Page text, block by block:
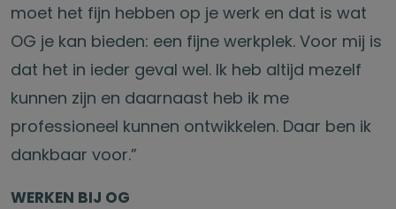
moet het fijn hebben op je werk en dat is wat
OG je kan bieden: een fijne werkplek. Voor mij is
dat het in ieder geval wel. Ik heb altijd mezelf
kunnen zijn en daarnaast heb ik me
professioneel kunnen ontwikkelen. Daar ben ik
dankbaar voor.”
WERKEN BIJ OG